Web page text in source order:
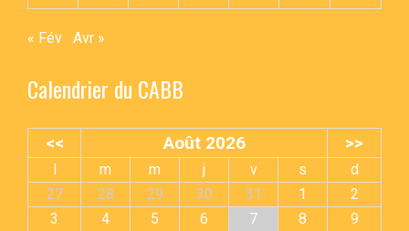
« Fév Avr »
Calendrier du CABB
<< Août 2026 >>
l m m j v s
d
27
28 29 30 31 1
2
3
4 5 6 7 8
9